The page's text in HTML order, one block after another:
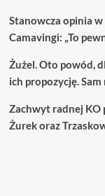
Stanowcza opinia
Camavingi: „To
Żużel. Oto powód,
ich propozycję.
Zachwyt radnej KO
Żurek oraz